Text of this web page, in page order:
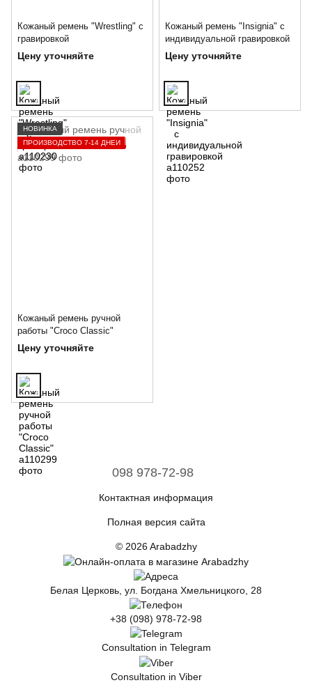
Кожаный ремень "Wrestling" с
гравировкой
Цену уточняйте
Кожаный ремень "Insignia" с
индивидуальной гравировкой
Цену уточняйте
НОВИНКА
ПРОИЗВОДСТВО 7-14 ДНЕЙ
Кожаный ремень ручной
работы "Croco Classic"
Цену уточняйте
098 978-72-98
Контактная информация
Полная версия сайта
© 2026 Arabadzhy
Белая Церковь, ул. Богдана Хмельницкого, 28
+38 (098) 978-72-98
Consultation in Telegram
Consultation in Viber